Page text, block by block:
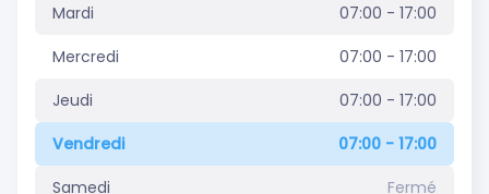
Mardi
07:00 - 17:00
Mercredi
07:00 - 17:00
Jeudi
07:00 - 17:00
Vendredi
07:00 - 17:00
Samedi
Fermé